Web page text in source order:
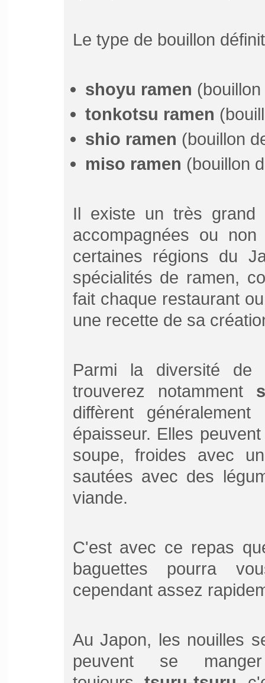
Le type de bouillon
shoyu ramen (
tonkotsu ramen
shio ramen (bouillon
miso ramen (bouillon
Il existe un très grand
accompagnées ou
certaines régions du
spécialités de ramen,
fait chaque restaurant
une recette de sa
Parmi la diversité de
trouverez notamment
diffèrent
épaisseur. Elles
soupe, froides avec
sautées avec des
viande.
C'est avec ce repas
baguettes pourra
cependant assez
Au Japon, les nouilles
peuvent se